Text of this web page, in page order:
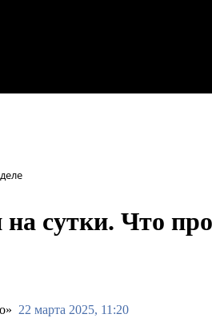
сутки. Что
22 марта 2025, 11:20